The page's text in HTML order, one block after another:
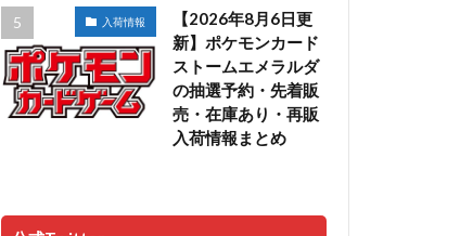
入荷情報
【2026年8月6日更
新】ポケモンカード
ストームエメラルダ
の抽選予約・先着販
売・在庫あり・再販
入荷情報まとめ